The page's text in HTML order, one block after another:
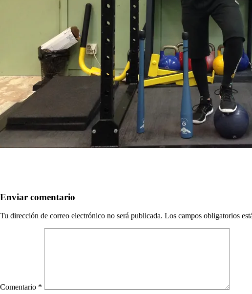
Enviar comentario
Tu dirección de correo electrónico no será publicada. Los campos obligatorios
Comentario *